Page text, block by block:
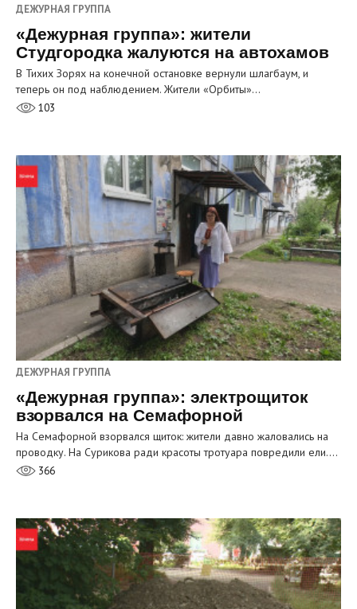
ДЕЖУРНАЯ ГРУППА
«Дежурная группа»: жители
Студгородка жалуются на автохамов
В Тихих Зорях на конечной остановке вернули шлагбаум, и
теперь он под наблюдением. Жители «Орбиты»…
103
ДЕЖУРНАЯ ГРУППА
«Дежурная группа»: электрощиток
взорвался на Семафорной
На Семафорной взорвался щиток: жители давно жаловались на
проводку. На Сурикова ради красоты тротуара повредили ели.…
366